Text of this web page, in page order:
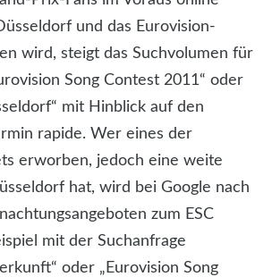
und das Eurovision-
wird, steigt das Suchvolumen für
Song Contest 2011“ oder
mit Hinblick auf den
rapide. Wer eines der
erworben, jedoch eine weite
hat, wird bei Google nach
zum ESC
mit der Suchanfrage
oder „Eurovision Song